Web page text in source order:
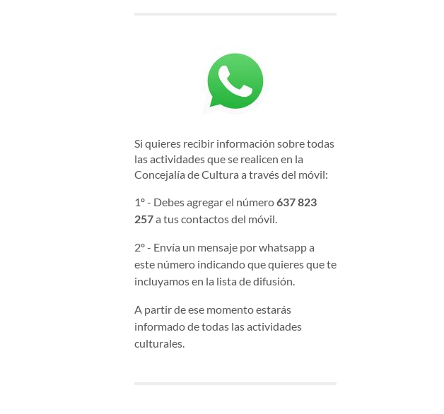
Si quieres recibir información sobre todas
las actividades que se realicen en la
Concejalía de Cultura a través del móvil:
1º - Debes agregar el número637 823
257a tus contactos del móvil.
2º - Envía un mensaje por whatsapp a
este número indicando que quieres que te
incluyamos en la lista de difusión.
A partir de ese momento estarás
informado de todas las actividades
culturales.